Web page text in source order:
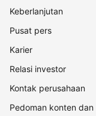
Keberlanjutan
Pusat pers
Karier
Relasi investor
Kontak perusahaan
Pedoman konten dan